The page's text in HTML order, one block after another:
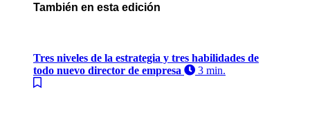
También en esta edición
Tres niveles de la estrategia y tres habilidades de
todo nuevo director de empresa
3 min.